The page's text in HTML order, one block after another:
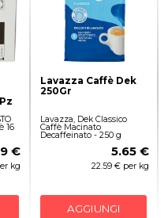
16
€
kg
Lavazza Caffè Dek
250Gr
Lavazza, Dek Classico
Caffè Macinato
Decaffeinato - 250 g
5.65 €
22.59 € per kg
AGGIUNGI